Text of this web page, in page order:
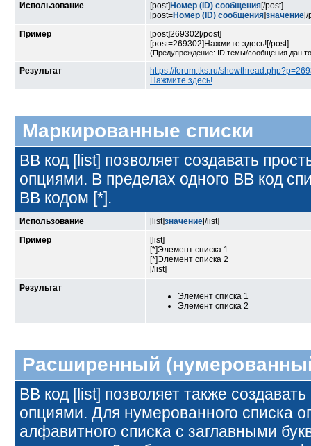
Использование [post] Номер (ID) сообщения[/post]
[post=Номер (ID) сообщения]значение
Пример
[post]269302[/post]
[post=269302]Нажмите здесь![/post]
(Предупреждение: ID темы/сообщения дан
Результат
https://forum.tks.ru/
Нажмите здесь!
Маркированные списки
BB код [list] позволяет создавать
опциями. В пределах одного BB код
BB кодом [*].
Использование [list]значение[/list]
Пример
[list]
[*]Элемент списка 1
[*]Элемент списка 2
[/list]
Результат
Элемент списка 1
Элемент списка 2
Расширенный
BB код [list] позволяет также
опциями. Для нумерованного списка
алфавитного списка с заглавными